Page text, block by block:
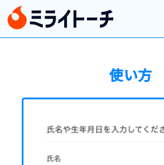
使い方